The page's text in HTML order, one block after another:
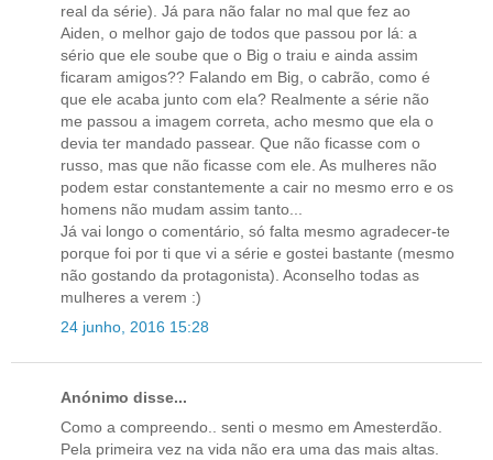
real da série). Já para não falar no mal que fez ao
Aiden, o melhor gajo de todos que passou por lá: a
sério que ele soube que o Big o traiu e ainda assim
ficaram amigos?? Falando em Big, o cabrão, como é
que ele acaba junto com ela? Realmente a série não
me passou a imagem correta, acho mesmo que ela o
devia ter mandado passear. Que não ficasse com o
russo, mas que não ficasse com ele. As mulheres não
podem estar constantemente a cair no mesmo erro e os
homens não mudam assim tanto...
Já vai longo o comentário, só falta mesmo agradecer-te
porque foi por ti que vi a série e gostei bastante (mesmo
não gostando da protagonista). Aconselho todas as
mulheres a verem :)
24 junho, 2016 15:28
Anónimo disse...
Como a compreendo.. senti o mesmo em Amesterdão.
Pela primeira vez na vida não era uma das mais altas.